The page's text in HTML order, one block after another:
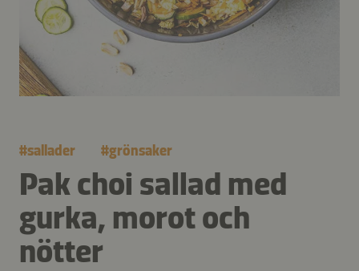
#sallader #grönsaker
Pak choi sallad med
gurka, morot och
nötter